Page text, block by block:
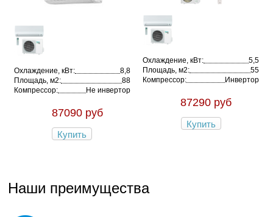
Охлаждение, кВт:
8,8
Площадь, м2:
88
Компрессор:
Не инвертор
87090 руб
Купить
Охлаждение, кВт:
5,5
Площадь, м2:
55
Компрессор:
Инвертор
87290 руб
Купить
Наши преимущества